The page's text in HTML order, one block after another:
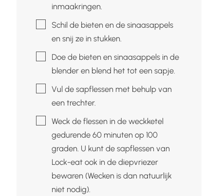
inmaakringen.
▢Schil de bieten en de sinaasappels
en snij ze in stukken.
▢Doe de bieten en sinaasappels in de
blender en blend het tot een sapje.
▢Vul de sapflessen met behulp van
een trechter.
▢Weck de flessen in de weckketel
gedurende 60 minuten op 100
graden. U kunt de sapflessen van
Lock-eat ook in de diepvriezer
bewaren (Wecken is dan natuurlijk
niet nodig).